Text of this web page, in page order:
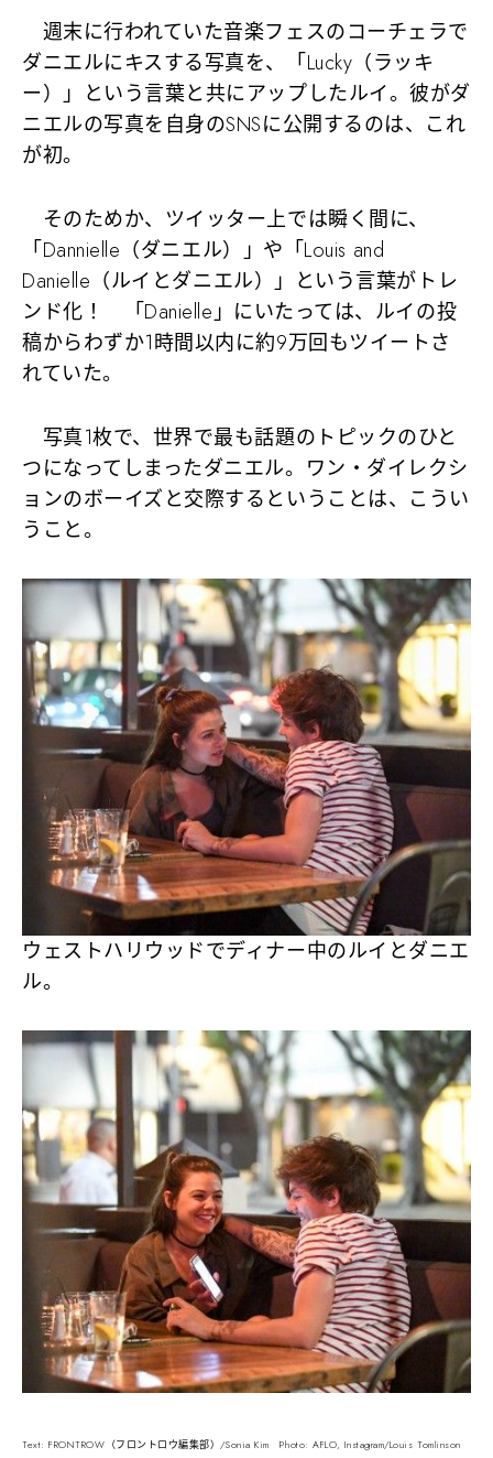
週末に行われていた音楽フェスのコーチェラで
ダニエルにキスする写真を、「Lucky（ラッキ
ー）」という言葉と共にアップしたルイ。彼がダ
ニエルの写真を自身のSNSに公開するのは、これ
が初。
そのためか、ツイッター上では瞬く間に、
「Dannielle（ダニエル）」や「Louis and
Danielle（ルイとダニエル）」という言葉がトレ
ンド化！ 「Danielle」にいたっては、ルイの投
稿からわずか1時間以内に約9万回もツイートさ
れていた。
写真1枚で、世界で最も話題のトピックのひと
つになってしまったダニエル。ワン・ダイレクシ
ョンのボーイズと交際するということは、こうい
うこと。
ウェストハリウッドでディナー中のルイとダニエ
ル。
Text: FRONTROW（フロントロウ編集部）/Sonia Kim Photo: AFLO, Instagram/Louis Tomlinson